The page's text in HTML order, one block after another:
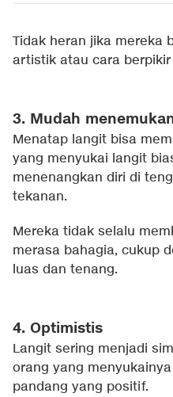
Tidak heran jika mereka
artistik atau cara
3. Mudah
Menatap langit bisa
yang menyukai langit
menenangkan diri di
tekanan.
Mereka tidak selalu
merasa bahagia, cukup
luas dan tenang.
4. Optimistis
Langit sering menjadi
orang yang
pandang yang positif.